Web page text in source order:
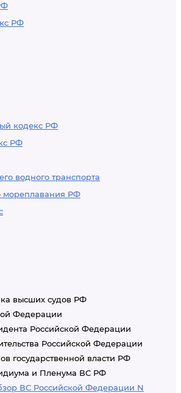
РФ
кодекс РФ
РФ
водного транспорта
мореплавания РФ
высших судов РФ
Федерации
Российской Федерации
Российской Федерации
государственной власти РФ
и Пленума ВС РФ
ВС Российской Федерации N